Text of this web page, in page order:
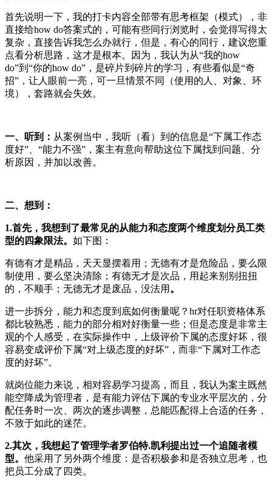
首先说明一下，我的打卡内容全部带有思考框架（模式），非
直接给how do答案式的，可能有些同行浏览时，会觉得写得太
复杂，直接告诉我怎么办就行，但是，有心的同行，建议您重
点看分析思路，这才是根本。因为，我认为从“我的how
do”到“你的how do”，是碎片到碎片的学习，有些看似是“奇
招”，让人眼前一亮，可一旦情景不同（使用的人、对象、环
境），套路就会失效。
一、听到： 从案例当中，我听（看）到的信息是“下属工作态
度好”、“能力不强”，案主有意向帮助这位下属找到问题、分
析原因，并加以改善。
二、想到：
1.首先，我想到了最常见的从能力和态度两个维度划分员工类
型的四象限法。 如下图：
有德有才是精品，天天显摆着用；无德有才是危险品，要么限
制使用，要么坚决清除；有德无才是次品，用起来别别扭扭
的，不顺手；无德无才是废品，没法用 。
进一步拆分，能力和态度到底如何衡量呢？hr对任职资格体系
都比较熟悉，能力的部分相对好衡量一些；但是态度是非常主
观的个人感受，在实际操作中，上级评价下属的态度好坏，很
容易变成评价下属“对上级态度的好坏”，而非“下属对工作态
度的好坏”。
就岗位能力来说，相对容易学习提高，而且，我认为案主既然
能空降成为管理者，是有能力评估下属的专业水平层次的，分
配任务时一次、两次的逐步调整，总能匹配得上合适的任务，
不致于如此的迷茫。
2.其次，我想起了管理学者罗伯特.凯利提出过一个追随者模
型。 他采用了另外两个维度：是否积极参和是否独立思考，也
把员工分成了四类。